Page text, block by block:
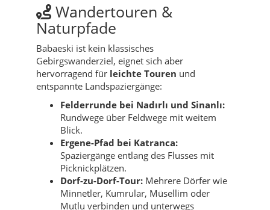
Wandertouren &
Naturpfade
Babaeski ist kein klassisches
Gebirgswanderziel, eignet sich aber
hervorragend für leichte Touren und
entspannte Landspaziergänge:
Felderrunde bei Nadırlı und Sinanlı:
Rundwege über Feldwege mit weitem
Blick.
Ergene-Pfad bei Katranca:
Spaziergänge entlang des Flusses mit
Picknickplätzen.
Dorf-zu-Dorf-Tour: Mehrere Dörfer wie
Minnetler, Kumrular, Müsellim oder
Mutlu verbinden und unterwegs